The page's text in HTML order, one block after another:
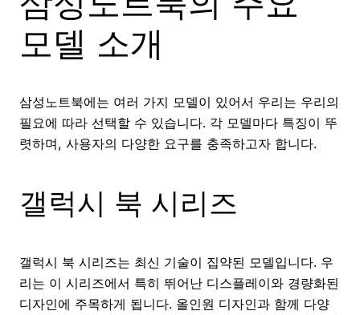
모델 소개
삼성노트북에는 여러 가지 모델이 있어서 우리는 우리의
필요에 따라 선택할 수 있습니다. 각 모델마다 특징이 뚜
렷하며, 사용자의 다양한 요구를 충족하고자 합니다.
갤럭시 북 시리즈
갤럭시 북 시리즈는 최신 기술이 집약된 모델입니다. 우
리는 이 시리즈에서 특히 뛰어난 디스플레이와 경량화된
디자인에 주목하게 됩니다. 올인원 디자인과 함께 다양